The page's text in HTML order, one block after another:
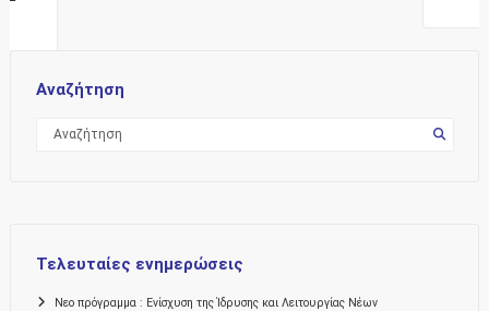
Αναζήτηση
Τελευταίες ενημερώσεις
Νεο πρόγραμμα : Ενίσχυση της Ίδρυσης και Λειτουργίας Νέων